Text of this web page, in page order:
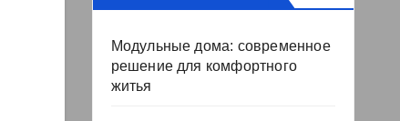
Модульные дома: современное
решение для комфортного
житья